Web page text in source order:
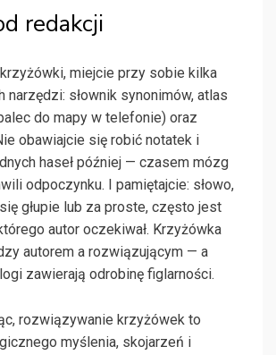
redakcji
miejcie przy sobie kilka
narzędzi: słownik synonimów, atlas
do mapy w telefonie) oraz
obawiajcie się robić notatek i
haseł później — czasem mózg
odpoczynku. I pamiętajcie: słowo,
głupie lub za proste, często jest
autor oczekiwał. Krzyżówka
autorem a rozwiązującym — a
zawierają odrobinę figlarności.
rozwiązywanie krzyżówek to
myślenia, skojarzeń i